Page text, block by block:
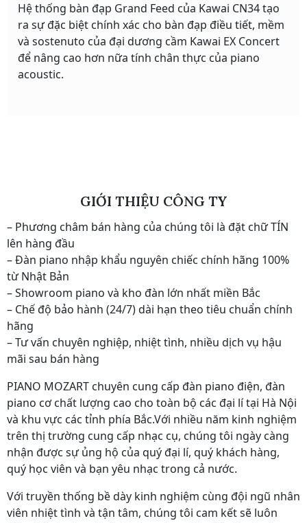
Hệ thống bàn đạp Grand Feed của Kawai CN34 tạo
ra sự đặc biệt chính xác cho bàn đạp điều tiết, mềm
và sostenuto của đại dương cầm Kawai EX Concert
để nâng cao hơn nữa tính chân thực của piano
acoustic.
GIỚI THIỆU CÔNG TY
– Phương châm bán hàng của chúng tôi là đặt chữ TÍN
lên hàng đầu
– Đàn piano nhập khẩu nguyên chiếc chính hãng 100%
từ Nhật Bản
– Showroom piano và kho đàn lớn nhất miền Bắc
– Chế độ bảo hành (24/7) dài hạn theo tiêu chuẩn chính
hãng
– Tư vấn chuyên nghiệp, nhiệt tình, nhiều dịch vụ hậu
mãi sau bán hàng
PIANO MOZART chuyên cung cấp đàn piano điện, đàn
piano cơ chất lượng cao cho toàn bộ các đại lí tại Hà Nội
và khu vực các tỉnh phía Bắc.Với nhiều năm kinh nghiệm
trên thị trường cung cấp nhạc cụ, chúng tôi ngày càng
nhận được sự ủng hộ của quý đại lí, quý khách hàng,
quý học viên và bạn yêu nhạc trong cả nước.
Với truyền thống bề dày kinh nghiệm cùng đội ngũ nhân
viên nhiệt tình và tận tâm, chúng tôi cam kết sẽ luôn